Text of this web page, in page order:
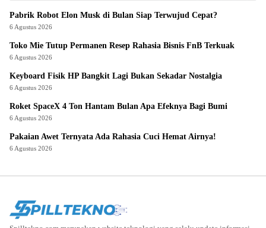
Pabrik Robot Elon Musk di Bulan Siap Terwujud Cepat?
6 Agustus 2026
Toko Mie Tutup Permanen Resep Rahasia Bisnis FnB Terkuak
6 Agustus 2026
Keyboard Fisik HP Bangkit Lagi Bukan Sekadar Nostalgia
6 Agustus 2026
Roket SpaceX 4 Ton Hantam Bulan Apa Efeknya Bagi Bumi
6 Agustus 2026
Pakaian Awet Ternyata Ada Rahasia Cuci Hemat Airnya!
6 Agustus 2026